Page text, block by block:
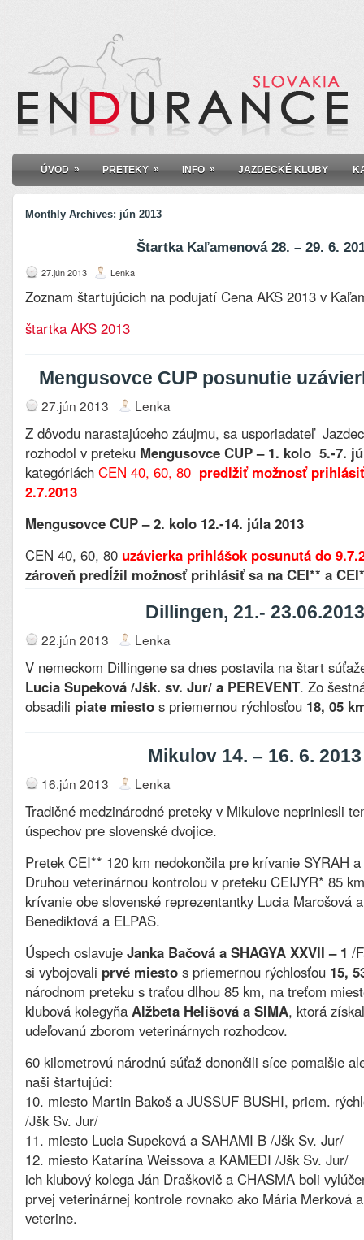
ÚVOD » PRETEKY » INFO » JAZDECKÉ KLUBY
Monthly Archives: jún 2013
Štartka Kaľamenová 28. – 29. 6.
27.jún 2013 Lenka
Zoznam štartujúcich na podujatí Cena AKS 2013 v
štartka AKS 2013
Mengusovce CUP posunutie
27.jún 2013 Lenka
Z dôvodu narastajúceho záujmu, sa usporiadateľ
rozhodol v preteku Mengusovce CUP – 1. kolo 5.-7.
kategóriách CEN 40, 60, 80 predlžiť možnosť
2.7.2013
Mengusovce CUP – 2. kolo 12.-14. júla 2013
CEN 40, 60, 80 uzávierka prihlášok posunutá do
zároveň predĺžil možnosť prihlásiť sa na CEI** a
Dillingen, 21.- 23.06.2013
22.jún 2013 Lenka
V nemeckom Dillingene sa dnes postavila na štart
Lucia Supeková /Jšk. sv. Jur/ a PEREVENT. Zo
obsadili piate miesto s priemernou rýchlosťou 18, 05
Mikulov 14. – 16. 6. 2013
16.jún 2013 Lenka
Tradičné medzinárodné preteky v Mikulove nepriniesli
úspechov pre slovenské dvojice.
Pretek CEI** 120 km nedokončila pre krívanie SYRAH
Druhou veterinárnou kontrolou v preteku CEIJYR* 85
krívanie obe slovenské reprezentantky Lucia Marošová
Benediktová a ELPAS.
Úspech oslavuje Janka Bačová a SHAGYA XXVII – 1 /
si vybojovali prvé miesto s priemernou rýchlosťou 15,
národnom preteku s traťou dlhou 85 km, na treťom
klubová kolegyňa Alžbeta Helišová a SIMA, ktorá
udeľovanú zborom veterinárnych rozhodcov.
60 kilometrovú národnú súťaž donončili síce pomalšie
naši štartujúci:
10. miesto Martin Bakoš a JUSSUF BUSHI, priem.
/Jšk Sv. Jur/
11. miesto Lucia Supeková a SAHAMI B /Jšk Sv. Jur/
12. miesto Katarína Weissova a KAMEDI /Jšk Sv. Jur/
ich klubový kolega Ján Draškovič a CHASMA boli
prvej veterinárnej kontrole rovnako ako Mária Merková
veterine.